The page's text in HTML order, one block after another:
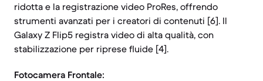
ridotta e la registrazione video ProRes, offrendo
strumenti avanzati per i creatori di contenuti [6]. Il
Galaxy Z Flip5 registra video di alta qualità, con
stabilizzazione per riprese fluide [4].
Fotocamera Frontale: